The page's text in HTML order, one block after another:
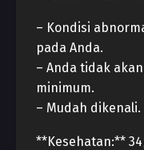
– Kondisi
pada Anda.
– Anda tidak
minimum.
– Mudah dikenali.
**Kesehatan:**